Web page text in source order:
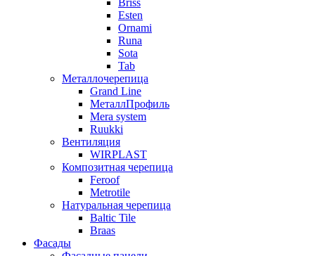
Esten
Ornami
Runa
Sota
Tab
Металлочерепица
Grand Line
МеталлПрофиль
Mera system
Ruukki
Вентиляция
WIRPLAST
Композитная черепица
Feroof
Metrotile
Натуральная черепица
Baltic Tile
Braas
Фасады